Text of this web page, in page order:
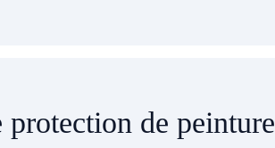
protection de peinture